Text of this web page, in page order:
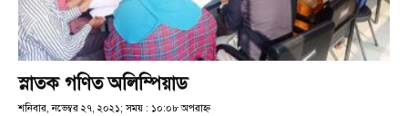
স্নাতক গণিত অলিম্পিয়াড
শনিবার, নভেম্বর ২৭, ২০২১; সময় : ১০:০৮ অপরাহ্ণ